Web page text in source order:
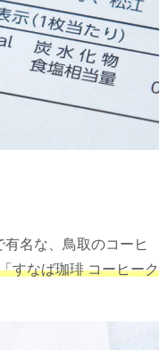
有名な、鳥取のコーヒ
すなば珈琲 コーヒーク